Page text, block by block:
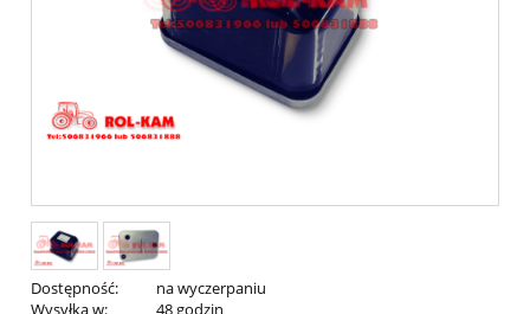
Dostępność:
na wyczerpaniu
Wysyłka w:
48 godzin